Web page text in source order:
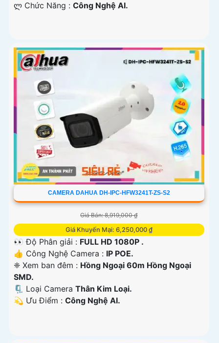
️ლ Chức Năng : Công Nghệ AI.
CAMERA DAHUA DH-IPC-HFW3241T-ZS-S2
Giá Bán: 8,919,000 ₫
Giá Khuyến Mại: 6,250,000 ₫
👀 Độ Phân giải : FULL HD 1080P .
👍 Công Nghệ Camera : IP POE.
❈ Xem ban đêm : Hồng Ngoại 60m Hồng Ngoại
SMD.
🗜️ Loại Camera Thân Kim Loại.
️💫 Ưu Điểm : Công Nghệ AI.